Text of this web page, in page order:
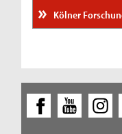
Kölner